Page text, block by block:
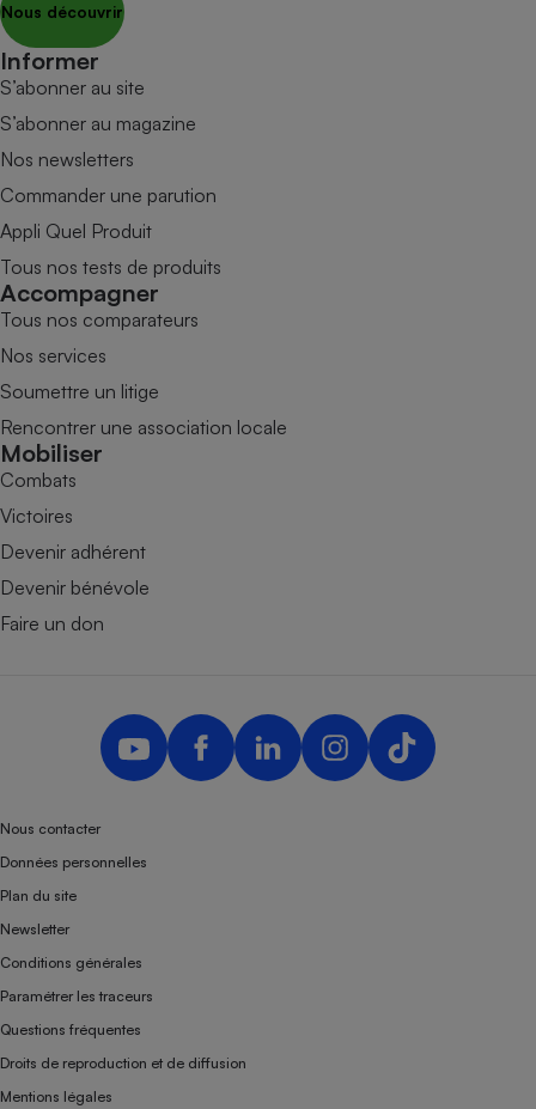
Nous découvrir
Informer
S’abonner au site
S’abonner au magazine
Nos newsletters
Commander une parution
Appli Quel Produit
Tous nos tests de produits
Accompagner
Tous nos comparateurs
Nos services
Soumettre un litige
Rencontrer une association locale
Mobiliser
Combats
Victoires
Devenir adhérent
Devenir bénévole
Faire un don
Nous contacter
Données personnelles
Plan du site
Newsletter
Conditions générales
Paramétrer les traceurs
Questions fréquentes
Droits de reproduction et de diffusion
Mentions légales